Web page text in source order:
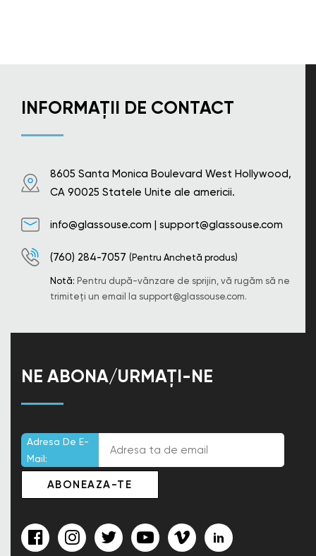
INFORMAȚII DE CONTACT
8605 Santa Monica Boulevard West Hollywood,
CA 90025 Statele Unite ale americii.
info@glassouse.com | support@glassouse.com
(760) 284-7057 (Pentru Anchetă produs)
Notă: Pentru după-vânzare de sprijin, vă rugăm să ne
trimiteți un email la support@glassouse.com.
NE ABONA/URMAȚI-NE
Adresa De E-
Mail: